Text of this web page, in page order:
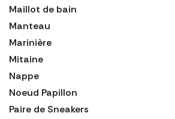
Maillot de bain
Manteau
Marinière
Mitaine
Nappe
Noeud Papillon
Paire de Sneakers